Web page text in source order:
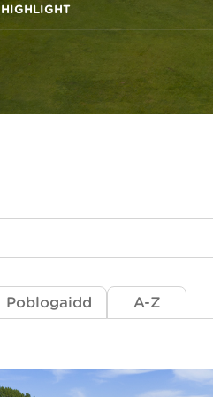
HIGHLIGHT
Poblogaidd A-Z